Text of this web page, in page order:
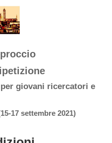
giovani ricercatori e
17 settembre 2021)